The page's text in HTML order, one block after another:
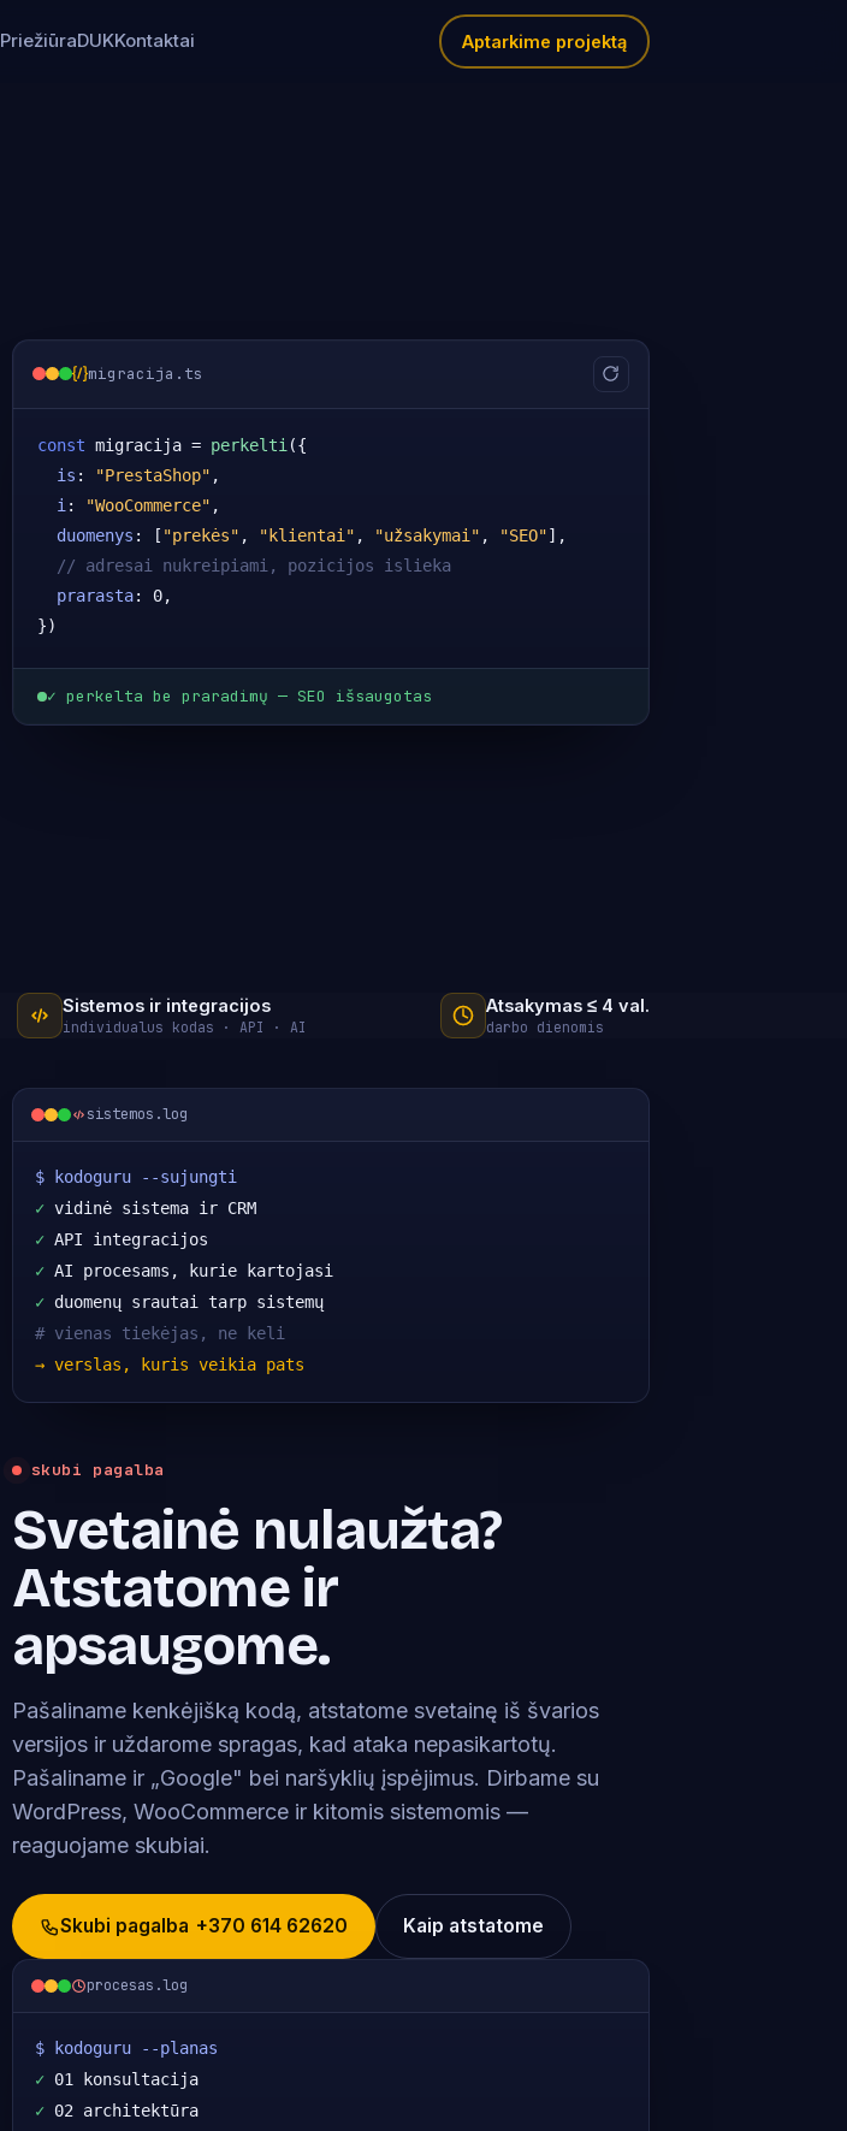
PriežiūraDUKKontaktai Aptarkime projektą
migracija.ts
const migracija = perkelti ({
is : "PrestaShop" ,
i : "WooCommerce" ,
duomenys : [ "prekės" , "klientai" , "užsakymai" , "SEO"],
// adresai nukreipiami, pozicijos islieka
prarasta: 0,
})
✓ perkelta be praradimų — SEO išsaugotas
Sistemos ir integracijos
individualus kodas · API · AI
Atsakymas ≤ 4 val.
darbo dienomis
sistemos.log
$ kodoguru --sujungti
✓ vidinė sistema ir CRM
✓ API integracijos
✓ AI procesams, kurie kartojasi
✓ duomenų srautai tarp sistemų
# vienas tiekėjas, ne keli
→ verslas, kuris veikia pats
skubi pagalba
Svetainė nulaužta?
Atstatome ir
apsaugome.
Pašaliname kenkėjišką kodą, atstatome svetainę iš švarios
versijos ir uždarome spragas, kad ataka nepasikartotų.
Pašaliname ir „Google" bei naršyklių įspėjimus. Dirbame su
WordPress, WooCommerce ir kitomis sistemomis —
reaguojame skubiai.
Skubi pagalba +370 614 62620 Kaip atstatome
procesas.log
$ kodoguru --planas
✓ 01 konsultacija
✓ 02 architektūra